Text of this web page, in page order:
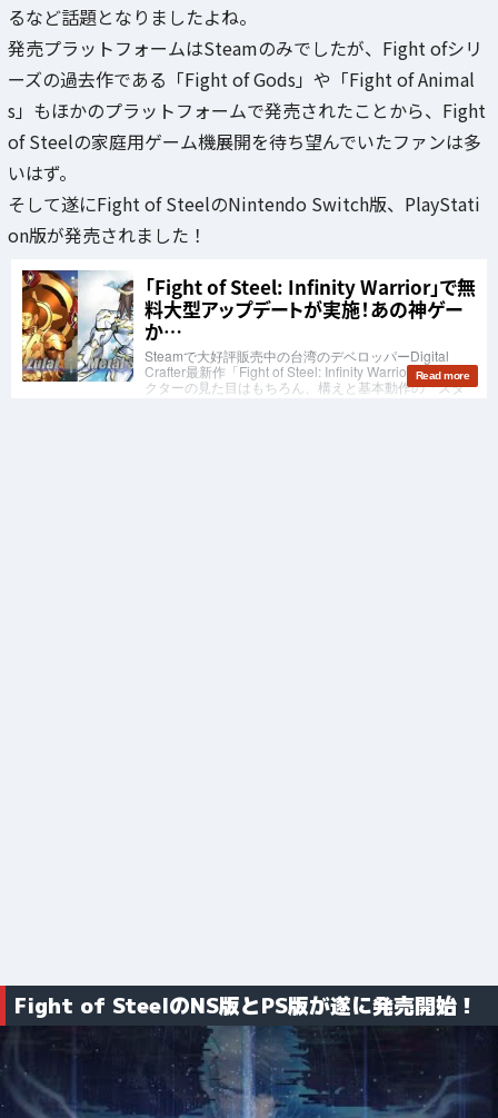
るなど話題となりましたよね。
発売プラットフォームはSteamのみでしたが、Fight ofシリ
ーズの過去作である「Fight of Gods」や「Fight of Animal
s」もほかのプラットフォームで発売されたことから、Fight
of Steelの家庭用ゲーム機展開を待ち望んでいたファンは多
いはず。
そして遂にFight of SteelのNintendo Switch版、PlayStati
on版が発売されました！
Fight of SteelのNS版とPS版が遂に発売開始！